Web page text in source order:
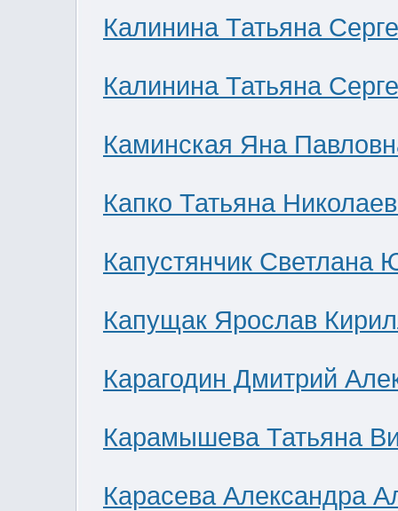
Калинина Татьяна
Калинина Татьяна
Каминская Яна
Капко Татьяна
Капустянчик Светлана
Капущак Ярослав
Карагодин Дмитрий
Карамышева Татьяна
Карасева Александра